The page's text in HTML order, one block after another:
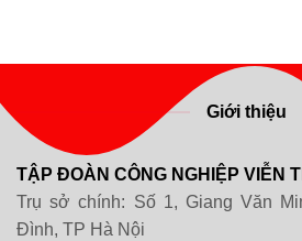
Giới thiệu
TẬP ĐOÀN CÔNG NGHIỆP VIỄN
Trụ sở chính: Số 1, Giang Văn
Đình, TP Hà Nội